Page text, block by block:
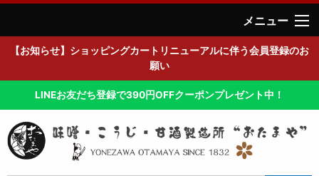
メニュー
【お知らせ】ショッピングカートリニューアルに伴う会員登録のお
願い
LINEお友だち登録で390円OFFクーポンプレゼント中！